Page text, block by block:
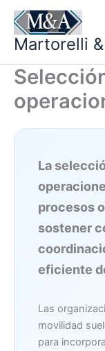
contenido
Martorelli
La
procesos
sostener
eficiente
Las
movilidad
para